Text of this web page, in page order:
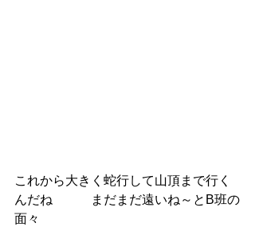
これから大きく蛇行して山頂まで行く
んだね　　　まだまだ遠いね～とB班の
面々